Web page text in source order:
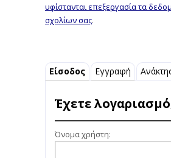
υφίστανται επεξεργασία τα
σχολίων σας.
Είσοδος Εγγραφή
Έχετε
Όνομα χρήστη: